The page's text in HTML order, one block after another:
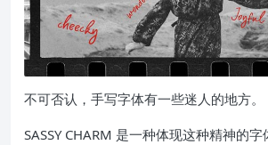
不可否认，手写字体有一些迷人的地方。
SASSY CHARM 是一种体现这种精神的